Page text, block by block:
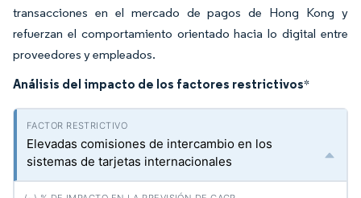
transacciones en el mercado de pagos de Hong Kong y
refuerzan el comportamiento orientado hacia lo digital entre
proveedores y empleados.
Análisis del impacto de los factores restrictivos*
Elevadas comisiones de intercambio en los
sistemas de tarjetas internacionales